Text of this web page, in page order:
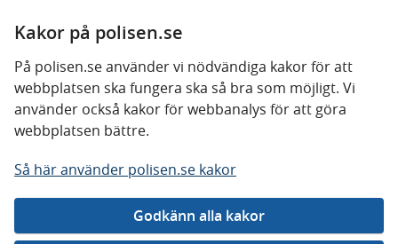
Kakor på polisen.se
På polisen.se använder vi nödvändiga kakor för att
webbplatsen ska fungera ska så bra som möjligt. Vi
använder också kakor för webbanalys för att göra
webbplatsen bättre.
Så här använder polisen.se kakor